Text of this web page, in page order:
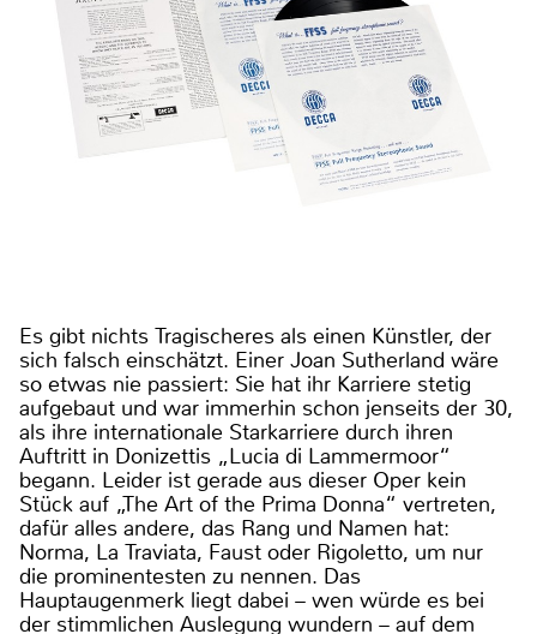
Es gibt nichts Tragischeres als einen Künstler, der
sich falsch einschätzt. Einer Joan Sutherland wäre
so etwas nie passiert: Sie hat ihr Karriere stetig
aufgebaut und war immerhin schon jenseits der 30,
als ihre internationale Starkarriere durch ihren
Auftritt in Donizettis „Lucia di Lammermoor“
begann. Leider ist gerade aus dieser Oper kein
Stück auf „The Art of the Prima Donna“ vertreten,
dafür alles andere, das Rang und Namen hat:
Norma, La Traviata, Faust oder Rigoletto, um nur
die prominentesten zu nennen. Das
Hauptaugenmerk liegt dabei – wen würde es bei
der stimmlichen Auslegung wundern – auf dem